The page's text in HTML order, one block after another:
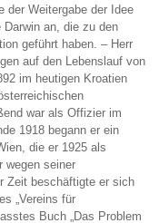
der Weitergabe der Idee
Darwin an, die zu den
geführt haben. – Herr
auf den Lebenslauf von
im heutigen Kroatien
war als Offizier im
1918 begann er ein
die er 1925 als
wegen seiner
Zeit beschäftigte er sich
„Vereins für
Buch „Das Problem